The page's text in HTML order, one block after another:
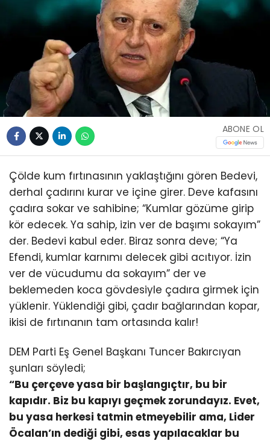
ABONE OL
Çölde kum fırtınasının yaklaştığını gören Bedevi,
derhal çadırını kurar ve içine girer. Deve kafasını
çadıra sokar ve sahibine; “Kumlar gözüme girip
kör edecek. Ya sahip, izin ver de başımı sokayım”
der. Bedevi kabul eder. Biraz sonra deve; “Ya
Efendi, kumlar karnımı delecek gibi acıtıyor. İzin
ver de vücudumu da sokayım” der ve
beklemeden koca gövdesiyle çadıra girmek için
yüklenir. Yüklendiği gibi, çadır bağlarından kopar,
ikisi de fırtınanın tam ortasında kalır!
DEM Parti Eş Genel Başkanı Tuncer Bakırcıyan
şunları söyledi;
“Bu çerçeve yasa bir başlangıçtır, bu bir
kapıdır. Biz bu kapıyı geçmek zorundayız. Evet,
bu yasa herkesi tatmin etmeyebilir ama, Lider
Öcalan’ın dediği gibi, esas yapılacaklar bu